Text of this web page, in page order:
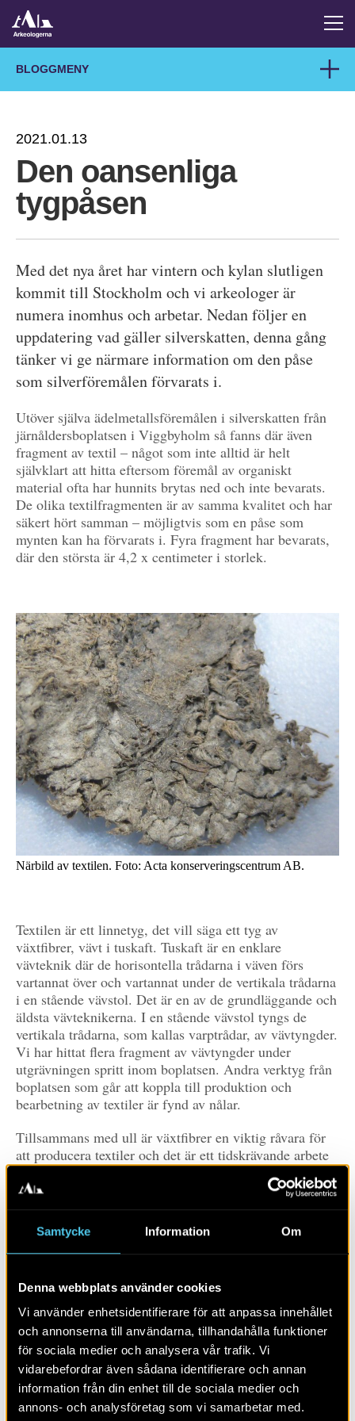
Samtycke Information Om
Denna webbplats använder cookies
Vi använder enhetsidentifierare för att anpassa innehållet
och annonserna till användarna, tillhandahålla funktioner
för sociala medier och analysera vår trafik. Vi
vidarebefordrar även sådana identifierare och annan
information från din enhet till de sociala medier och
annons- och analysföretag som vi samarbetar med.
BLOGGMENY
2021.01.13
Den oansenliga
tygpåsen
Med det nya året har vintern och kylan slutligen
kommit till Stockholm och vi arkeologer är
numera inomhus och arbetar. Nedan följer en
uppdatering vad gäller silverskatten, denna gång
tänker vi ge närmare information om den påse
som silverföremålen förvarats i.
Utöver själva ädelmetallsföremålen i silverskatten från
järnåldersboplatsen i Viggbyholm så fanns där även
fragment av textil – något som inte alltid är helt
självklart att hitta eftersom föremål av organiskt
material ofta har hunnits brytas ned och inte bevarats.
De olika textilfragmenten är av samma kvalitet och har
säkert hört samman – möjligtvis som en påse som
mynten kan ha förvarats i. Fyra fragment har bevarats,
där den största är 4,2 x centimeter i storlek.
Närbild av textilen. Foto: Acta konserveringscentrum AB.
Textilen är ett linnetyg, det vill säga ett tyg av
växtfibrer, vävt i tuskaft. Tuskaft är en enklare
vävteknik där de horisontella trådarna i väven förs
vartannat över och vartannat under de vertikala trådarna
i en stående vävstol. Det är en av de grundläggande och
äldsta vävteknikerna. I en stående vävstol tyngs de
vertikala trådarna, som kallas varptrådar, av vävtyngder.
Vi har hittat flera fragment av vävtyngder under
utgrävningen spritt inom boplatsen. Andra verktyg från
boplatsen som går att koppla till produktion och
bearbetning av textiler är fynd av nålar.
Tillsammans med ull är växtfibrer en viktig råvara för
att producera textiler och det är ett tidskrävande arbete
att samla ihop material, bearbeta råvaran, spinna tråd,
väva tyget och sedan sy ett plagg eller påse. Både lin
och hampa var vanliga att använda för att utvinna fibrer
till textil under yngre järnålder. Genom
makrofossilprover går se det att hitta frön bevarade från
tiden. Under 2017 utfördes en undersökning i Vackerby,
som tolkats som bearbetningsgropar för rötning av
växter (rötning är en av flera bearbetningsprocesser av
växtfibrer innan man kan spinna tråd av dem).
Analyser av makrofossil ger alltså ledtrådar om
möjligheten finns att man har odlat och/eller bearbetat
dessa växter i området. Klimatet här lämpar sig bra för
att odla både lin och hampa, med skillnaden att hampa